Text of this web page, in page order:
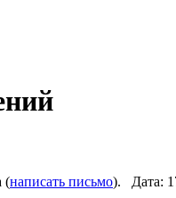
(написать письмо). Дата: